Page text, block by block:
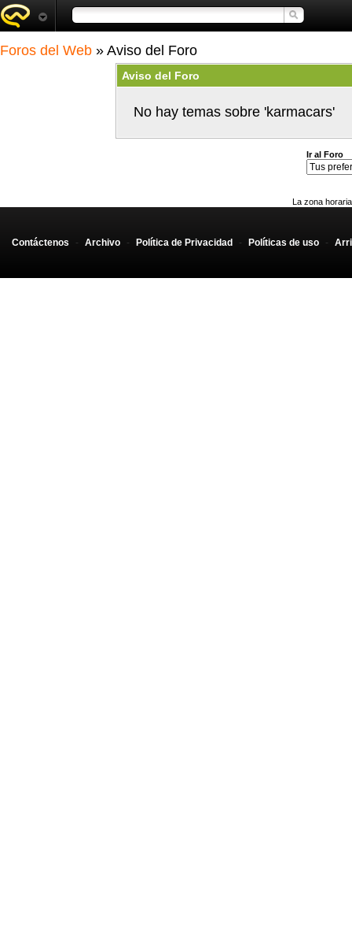
Foros del Web » Aviso del Foro
Aviso del Foro
No hay temas sobre 'karmacars'
Ir al Foro
La zona
Contáctenos - Archivo - Política de Privacidad - Políticas de uso -